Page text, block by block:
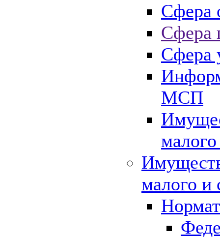
Сфера
Сфера
Сфера
МСП
малого и